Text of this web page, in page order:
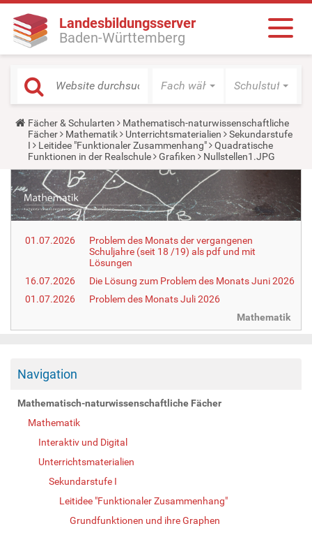
Landesbildungsserver
Baden-Württemberg
Fach wählen Schulstufe
Y
o
u
a
r
e
h
e
r
e
Fächer & Schularten
Mathematisch-naturwissenschaftliche
Fächer
Mathematik Unterrichtsmaterialien
Sekundarstufe
I
Leitidee "Funktionaler Zusammenhang"
Quadratische
Funktionen in der Realschule
Grafiken Nullstellen1.JPG
01.07.2026
Problem des Monats der vergangenen
Schuljahre (seit 18 /19) als pdf und mit
Lösungen
16.07.2026
Die Lösung zum Problem des Monats Juni 2026
01.07.2026
Problem des Monats Juli 2026
Mathematik
Navigation
Mathematisch-naturwissenschaftliche Fächer
Mathematik
Interaktiv und Digital
Unterrichtsmaterialien
Sekundarstufe I
Leitidee "Funktionaler Zusammenhang"
Grundfunktionen und ihre Graphen